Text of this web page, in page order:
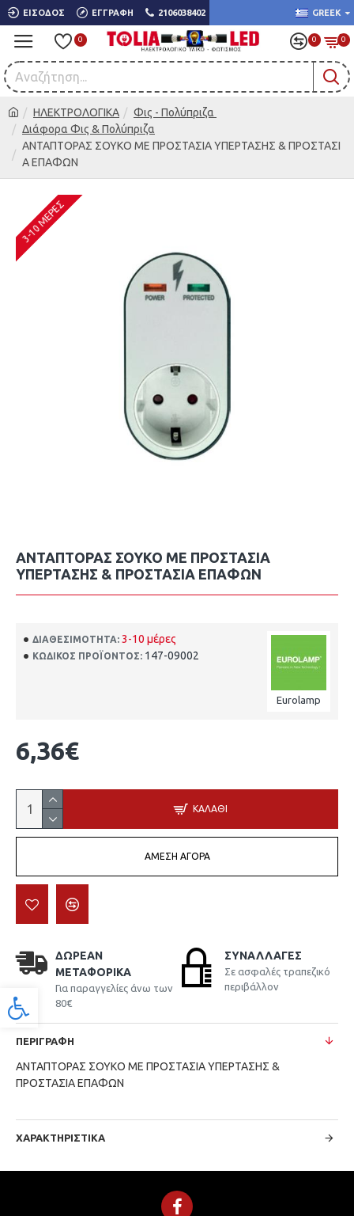
Προσβασιμότητα
ΕΊΣΟΔΟΣ ΕΓΓΡΑΦΉ 2106038402 GREEK
0 0 0
ΗΛΕΚΤΡΟΛΟΓΙΚΑ
Φις - Πολύπριζα
Διάφορα Φις & Πολύπριζα
ΑΝΤΑΠΤΟΡΑΣ ΣΟΥΚΟ ΜΕ ΠΡΟΣΤΑΣΙΑ ΥΠΕΡΤΑΣΗΣ & ΠΡΟΣΤΑΣΙ
Α ΕΠΑΦΩΝ
3-10 ΜΈΡΕΣ
ΑΝΤΑΠΤΟΡΑΣ ΣΟΥΚΟ ΜΕ ΠΡΟΣΤΑΣΙΑ
ΥΠΕΡΤΑΣΗΣ & ΠΡΟΣΤΑΣΙΑ ΕΠΑΦΩΝ
ΔΙΑΘΕΣΙΜΌΤΗΤΑ: 3-10 μέρες
ΚΩΔΙΚΌΣ ΠΡΟΪΌΝΤΟΣ: 147-09002
Eurolamp
6,36€
ΚΑΛΆΘΙ
ΆΜΕΣΗ ΑΓΟΡΆ
ΔΩΡΕΆΝ
ΜΕΤΑΦΟΡΙΚΆ
Για παραγγελίες άνω των
80€
ΣΥΝΑΛΛΑΓΈΣ
Σε ασφαλές τραπεζικό
περιβάλλον
ΠΕΡΙΓΡΑΦΉ
ΑΝΤΑΠΤΟΡΑΣ ΣΟΥΚΟ ΜΕ ΠΡΟΣΤΑΣΙΑ ΥΠΕΡΤΑΣΗΣ &
ΠΡΟΣΤΑΣΙΑ ΕΠΑΦΩΝ
ΧΑΡΑΚΤΗΡΙΣΤΙΚΆ